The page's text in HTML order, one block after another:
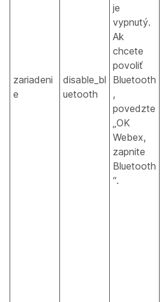
zariadeni
e
disable_bl
uetooth
je
vypnutý.
Ak
chcete
povoliť
Bluetooth
,
povedzte
„OK
Webex,
zapnite
Bluetooth
“.